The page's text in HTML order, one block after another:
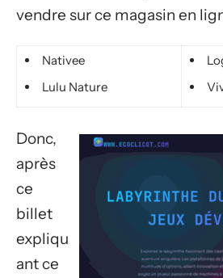
vendre sur ce magasin en
Nativee
Lulu Nature
Donc,
après
ce
billet
expliqu
ant ce